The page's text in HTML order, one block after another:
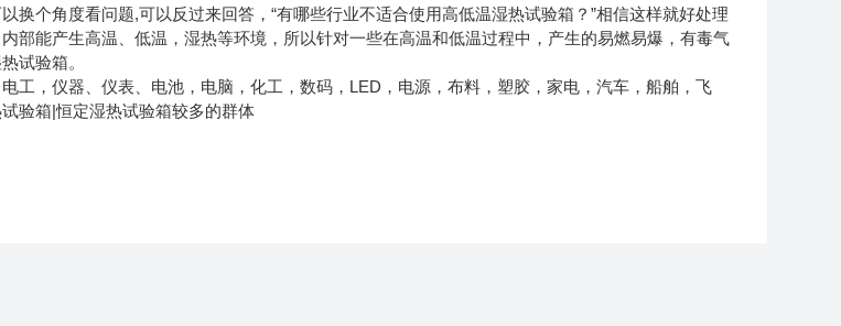
换个角度看问题,可以反过来回答，“有哪些行业不适合使用高低温湿热试验箱？”相信这样就好处理
部能产生高温、低温，湿热等环境，所以针对一些在高温和低温过程中，产生的易燃易爆，有毒气
试验箱。
工，仪器、仪表、电池，电脑，化工，数码，LED，电源，布料，塑胶，家电，汽车，船舶，飞
验箱|恒定湿热试验箱较多的群体